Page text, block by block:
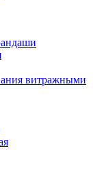
витражными